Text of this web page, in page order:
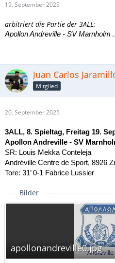
19. September 2025
arbitriert die Partie der 3ALL:
Apollon Andreville - SV Marnholm
Juan Carlos
Mitglied
20. September 2025
3ALL, 8. Spieltag, Freitag 19.
Apollon Andreville - SV
SR: Louis Mekka Conteleja
Andréville Centre de Sport, 8926
Tore: 31’ 0-1 Fabrice Lussier
Bilder
apollonandreville0.jpg